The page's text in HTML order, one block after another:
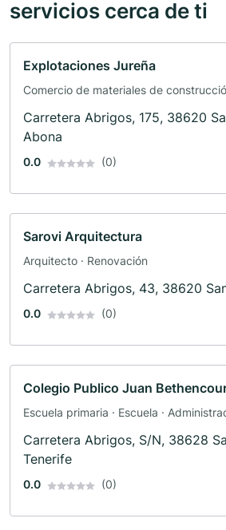
servicios cerca de ti
Explotaciones Jureña
Comercio de materiales de
Carretera Abrigos, 175, 38620
Abona
0.0 (0)
Sarovi Arquitectura
Arquitecto · Renovación
Carretera Abrigos, 43, 38620
0.0 (0)
Colegio Publico Juan
Escuela primaria · Escuela ·
Carretera Abrigos, S/N, 38628
Tenerife
0.0 (0)